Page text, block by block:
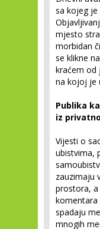
sa kojeg je
mjesto
morbidan
se klikne
kraćem od
na kojoj je
Publika
iz
Vijesti o
ubistvima,
zauzimaju
prostora,
komentara
spadaju
mnogih